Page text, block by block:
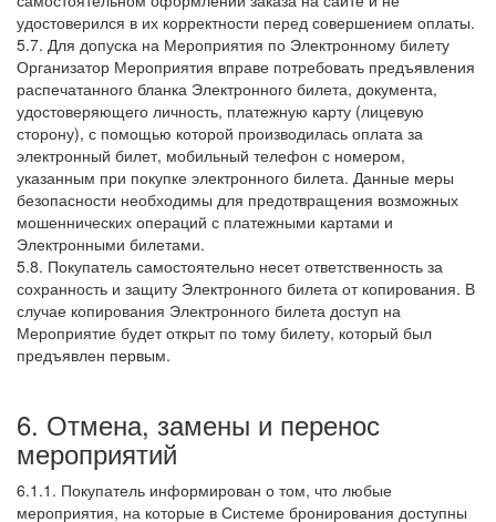
удостоверился в их корректности перед совершением оплаты.
5.7. Для допуска на Мероприятия по Электронному билету
Организатор Мероприятия вправе потребовать предъявления
распечатанного бланка Электронного билета, документа,
удостоверяющего личность, платежную карту (лицевую
сторону), с помощью которой производилась оплата за
электронный билет, мобильный телефон с номером,
указанным при покупке электронного билета. Данные меры
безопасности необходимы для предотвращения возможных
мошеннических операций с платежными картами и
Электронными билетами.
5.8. Покупатель самостоятельно несет ответственность за
сохранность и защиту Электронного билета от копирования. В
случае копирования Электронного билета доступ на
Мероприятие будет открыт по тому билету, который был
предъявлен первым.
6. Отмена, замены и перенос
мероприятий
6.1.1. Покупатель информирован о том, что любые
мероприятия, на которые в Системе бронирования доступны